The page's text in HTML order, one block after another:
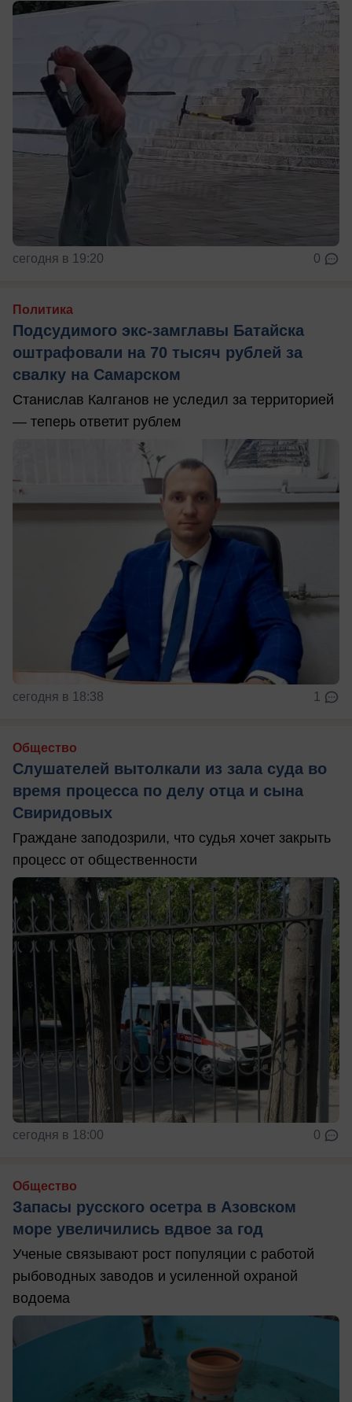
сегодня в 19:20 0
Политика
Подсудимого экс-замглавы Батайска
оштрафовали на 70 тысяч рублей за
свалку на Самарском
Станислав Калганов не уследил за территорией
— теперь ответит рублем
сегодня в 18:38 1
Общество
Слушателей вытолкали из зала суда во
время процесса по делу отца и сына
Свиридовых
Граждане заподозрили, что судья хочет закрыть
процесс от общественности
сегодня в 18:00 0
Общество
Запасы русского осетра в Азовском
море увеличились вдвое за год
Ученые связывают рост популяции с работой
рыбоводных заводов и усиленной охраной
водоема